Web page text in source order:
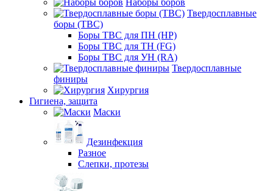
Наборы боров
Твердосплавные
боры (ТВС)
Боры ТВС для ПН (HP)
Боры ТВС для ТН (FG)
Боры ТВС для УН (RA)
Твердосплавные
финиры
Хирургия
Гигиена, защита
Маски
Дезинфекция
Разное
Слепки, протезы